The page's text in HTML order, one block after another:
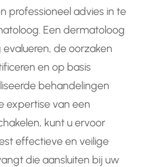
professioneel advies in te
Een dermatoloog
de oorzaken
en op basis
behandelingen
expertise van een
kunt u ervoor
effectieve en veilige
die aansluiten bij uw